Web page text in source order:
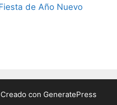
de Año Nuevo
Creado con GeneratePress